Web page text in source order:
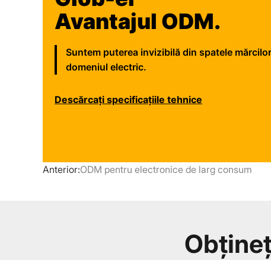
Avantajul ODM.
Suntem puterea invizibilă din spatele
domeniul electric.
Descărcați specificațiile tehnice
Anterior:ODM pentru electronice de larg consum